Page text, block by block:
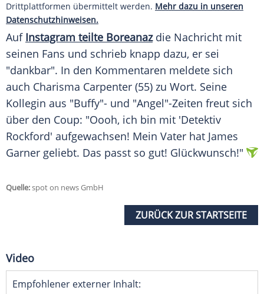
Drittplattformen übermittelt werden. Mehr dazu in unseren
Datenschutzhinweisen.
Auf Instagram teilte Boreanazdie Nachricht mit
seinen Fans und schrieb knapp dazu, er sei
"dankbar". In den Kommentaren meldete sich
auch Charisma Carpenter (55) zu Wort. Seine
Kollegin aus "Buffy"- und "Angel"-Zeiten freut sich
über den Coup: "Oooh, ich bin mit 'Detektiv
Rockford' aufgewachsen! Mein Vater hat James
Garner geliebt. Das passt so gut! Glückwunsch!"
Quelle:spot on news GmbH
ZURÜCK ZUR STARTSEITE
Video
Empfohlener externer Inhalt: